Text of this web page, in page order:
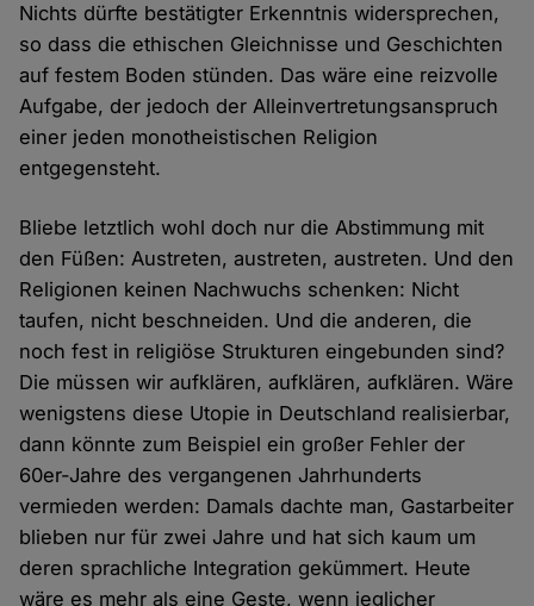
Nichts dürfte bestätigter Erkenntnis widersprechen,
so dass die ethischen Gleichnisse und Geschichten
auf festem Boden stünden. Das wäre eine reizvolle
Aufgabe, der jedoch der Alleinvertretungsanspruch
einer jeden monotheistischen Religion
entgegensteht.
Bliebe letztlich wohl doch nur die Abstimmung mit
den Füßen: Austreten, austreten, austreten. Und den
Religionen keinen Nachwuchs schenken: Nicht
taufen, nicht beschneiden. Und die anderen, die
noch fest in religiöse Strukturen eingebunden sind?
Die müssen wir aufklären, aufklären, aufklären. Wäre
wenigstens diese Utopie in Deutschland realisierbar,
dann könnte zum Beispiel ein großer Fehler der
60er-Jahre des vergangenen Jahrhunderts
vermieden werden: Damals dachte man, Gastarbeiter
blieben nur für zwei Jahre und hat sich kaum um
deren sprachliche Integration gekümmert. Heute
wäre es mehr als eine Geste, wenn jeglicher